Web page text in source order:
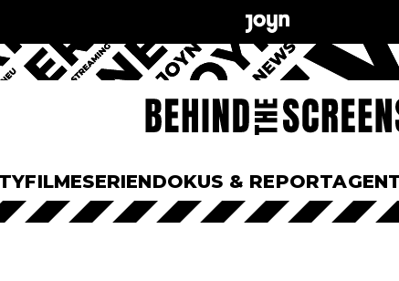
FILMESERIENDOKUS & REPORTAGEN